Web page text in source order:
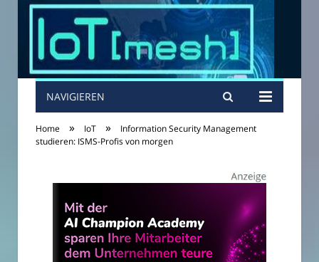
NAVIGIEREN
Home » IoT »
Information Security Management
studieren: ISMS-Profis von morgen